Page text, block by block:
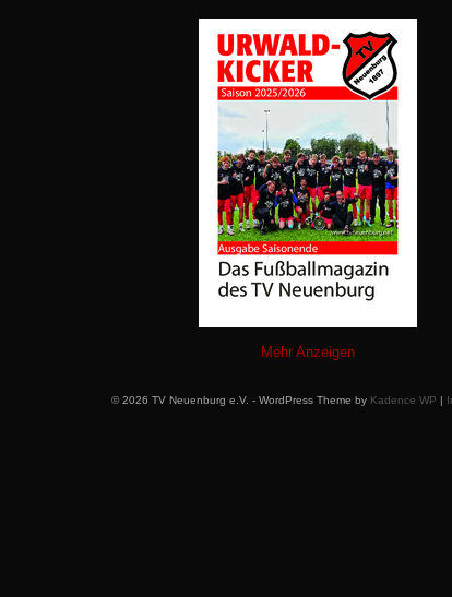
Mehr Anzeigen
© 2026 TV Neuenburg e.V. - WordPress Theme by Kadence WP |